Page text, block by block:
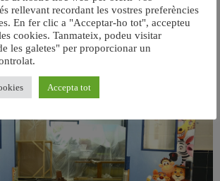
15.000 litres de residus de la Devesa durant el mes de
juliol
rellevant recordant les vostres preferències
En fer clic a "Acceptar-ho tot", accepteu
cookies. Tanmateix, podeu visitar
les galetes" per proporcionar un
Accepta tot